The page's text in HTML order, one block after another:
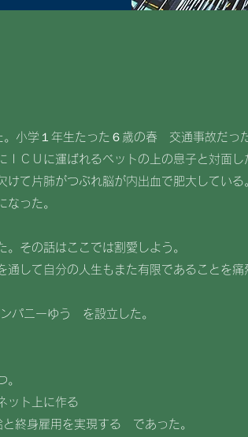
小学１年生たった６歳の春 交通事故だった
ＣＵに運ばれるベットの上の息子と対面し
て片肺がつぶれ脳が内出血で肥大している
なった。
その話はここでは割愛しよう。
通して自分の人生もまた有限であることを痛
パニーゆう を設立した。
。
ット上に作る
終身雇用を実現する であった。